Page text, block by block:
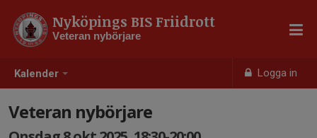
Kalender Logga in
Nyköpings BIS Friidrott
Veteran nybörjare
Veteran nybörjare